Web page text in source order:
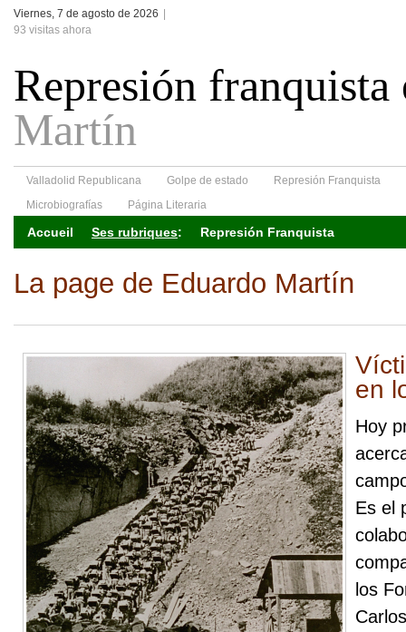
Viernes, 7 de agosto de 2026
93 visitas ahora
Represión
Martín
Valladolid Republicana Golpe de estado
Represión Franquista
Microbiografías
Página Literaria
Accueil Ses rubriques: Represión Franquista
La page de Eduardo Martín
en
Hoy
Es el
los